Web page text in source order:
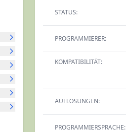
STATUS:
PROGRAMMIERER:
KOMPATIBILITÄT:
AUFLÖSUNGEN:
PROGRAMMIERSPRACHE: